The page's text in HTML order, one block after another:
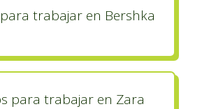
trabajar en Bershka
para trabajar en Zara